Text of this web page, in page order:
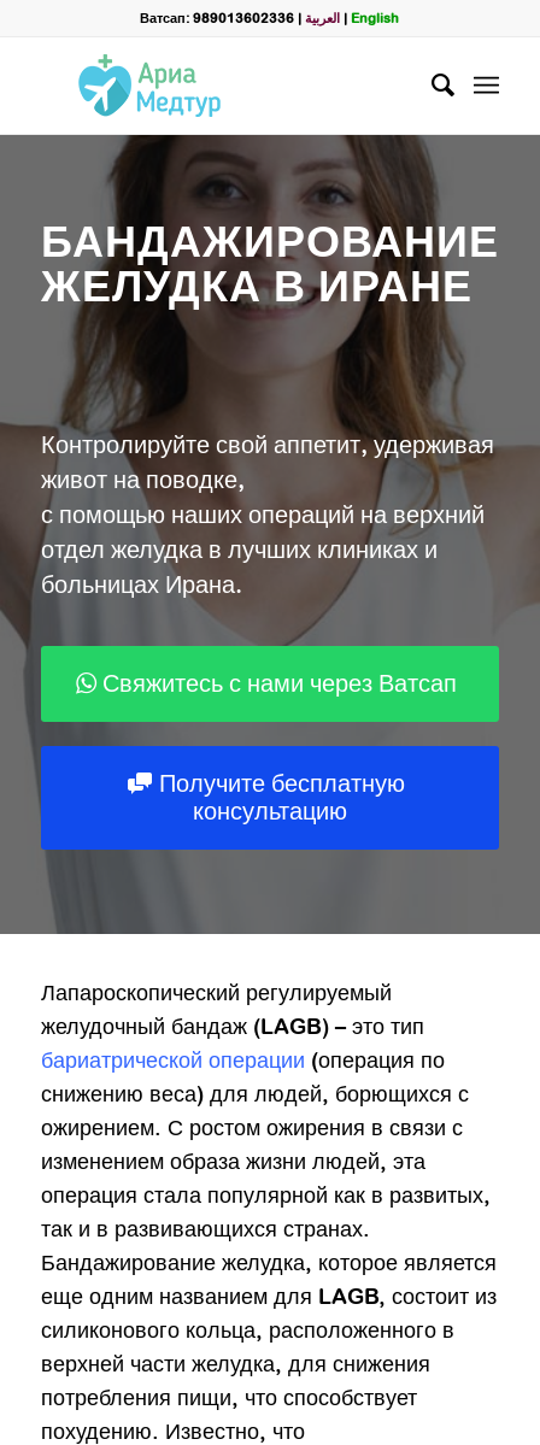
Ватсап: 989013602336 |العربية |English
БАНДАЖИРОВАНИЕ
ЖЕЛУДКА В ИРАНЕ
Контролируйте свой аппетит, удерживая
живот на поводке,
с помощью наших операций на верхний
отдел желудка в лучших клиниках и
больницах Ирана.
Свяжитесь с нами через Ватсап
Получите бесплатную
консультацию
Лапароскопический регулируемый
желудочный бандаж (LAGB) – это тип
бариатрической операции (операция по
снижению веса) для людей, борющихся с
ожирением. С ростом ожирения в связи с
изменением образа жизни людей, эта
операция стала популярной как в развитых,
так и в развивающихся странах.
Бандажирование желудка, которое является
еще одним названием для LAGB, состоит из
силиконового кольца, расположенного в
верхней части желудка, для снижения
потребления пищи, что способствует
похудению. Известно, что
Email
messege
Отправить
Powered by ARForms